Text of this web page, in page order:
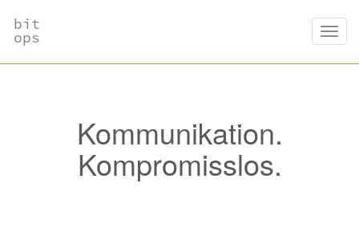
bit
ops
Kommunikation.
Kompromisslos.